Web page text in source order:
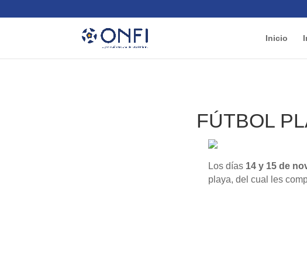
Inicio
FÚTBOL
Los días 14 y 15 de
playa, del cual les